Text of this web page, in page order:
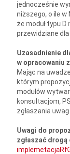
jednocześnie
niższego, o ile w
że moduł typu
przewidziane dla
Uzasadnienie
w opracowaniu
Mając na
którym
modułów
konsultacjom,
zgłaszania
Uwagi do
zgłaszać drogą